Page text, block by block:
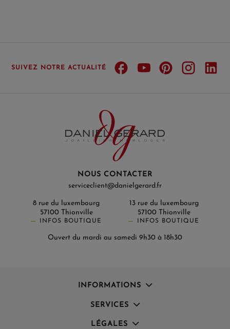
SUIVEZ NOTRE ACTUALITÉ
NOUS CONTACTER
serviceclient@danielgerard.fr
8 rue du luxembourg
57100 Thionville
INFOS BOUTIQUE
13 rue du luxembourg
57100 Thionville
INFOS BOUTIQUE
Ouvert du mardi au samedi 9h30 à 18h30
INFORMATIONS
SERVICES
LÉGALES